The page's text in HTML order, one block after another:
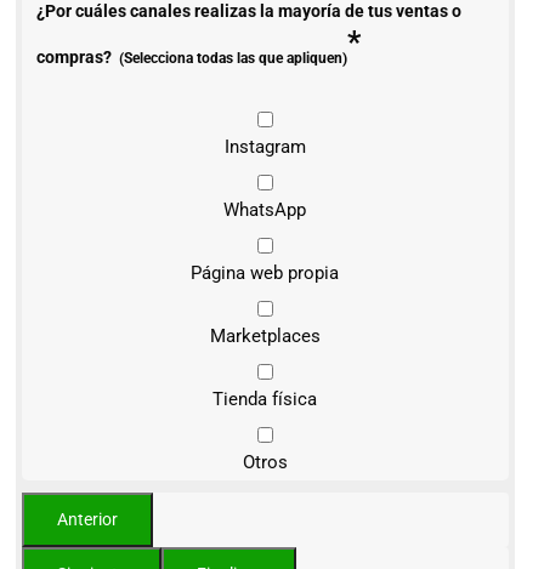
¿Por cuáles canales realizas la mayoría de tus ventas o
compras? (Selecciona todas las que apliquen)*
Instagram
WhatsApp
Página web propia
Marketplaces
Tienda física
Otros